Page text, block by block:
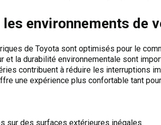
environnements de
de Toyota sont optimisés pour le
et la durabilité environnementale sont
contribuent à réduire les interruptions
une expérience plus confortable tant
sur des surfaces extérieures inégales